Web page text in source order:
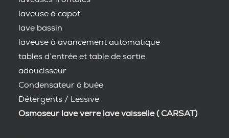
laveuse à capot
lave bassin
laveuse à avancement automatique
tables d’entrée et table de sortie
adoucisseur
Condensateur à buée
Détergents / Lessive
Osmoseur lave verre lave vaisselle ( CARSAT)